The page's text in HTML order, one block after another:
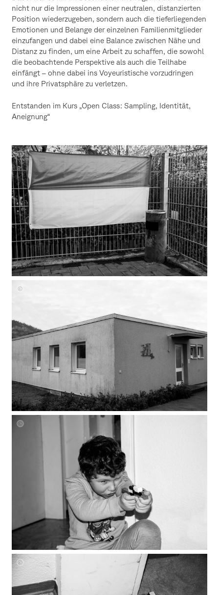
nicht nur die Impressionen einer neutralen, distanzierten
Position wiederzugeben, sondern auch die tieferliegenden
Emotionen und Belange der einzelnen Familienmitglieder
einzufangen und dabei eine Balance zwischen Nähe und
Distanz zu finden, um eine Arbeit zu schaffen, die sowohl
die beobachtende Perspektive als auch die Teilhabe
einfängt – ohne dabei ins Voyeuristische vorzudringen
und ihre Privatsphäre zu verletzen.
Entstanden im Kurs „Open Class: Sampling, Identität,
Aneignung“
Julia
Grasmann